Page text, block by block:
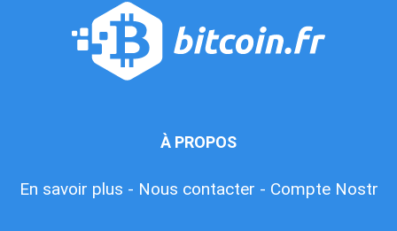
À PROPOS
En savoir plus - Nous contacter - Compte Nostr